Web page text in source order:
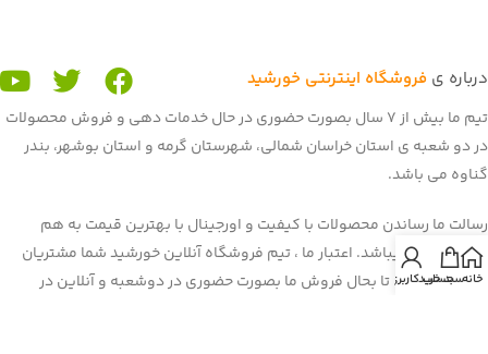
درباره ی فروشگاه اینترنتی خورشید
تیم ما بیش از 7 سال بصورت حضوری در حال خدمات دهی و فروش محصولات
در دو شعبه ی استان خراسان شمالی، شهرستان گرمه و استان بوشهر، بندر
گناوه می باشد.
رسالت ما رساندن محصولات با کیفیت و اورجینال با بهترین قیمت به هم
میهنان عزیز میباشد. اعتبار ما ، تیم فروشگاه آنلاین خورشید شما مشتریان
عزیز می باشید. تا بحال فروش ما بصورت حضوری در دوشعبه و آنلاین در
خانهسبد خرید
حساب کاربری من